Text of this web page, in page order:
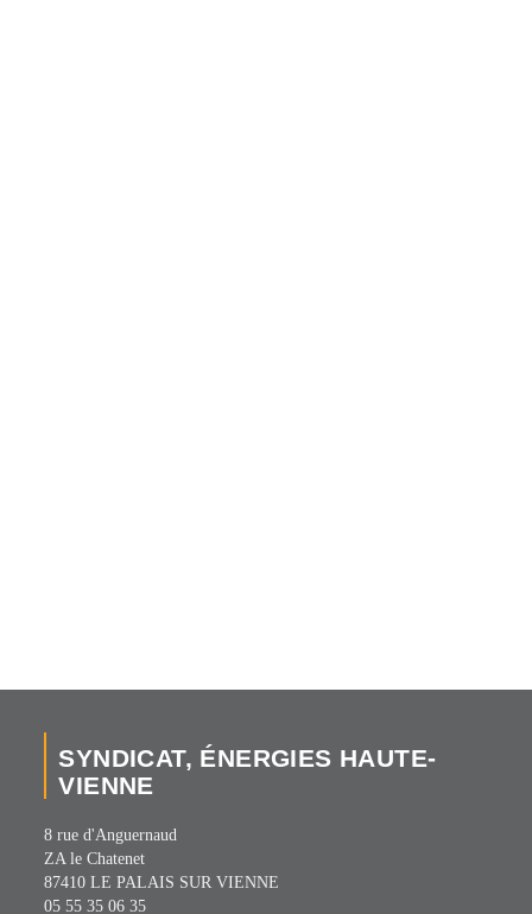
SYNDICAT, ÉNERGIES HAUTE-
VIENNE
8 rue d'Anguernaud
ZA le Chatenet
87410 LE PALAIS SUR VIENNE
05 55 35 06 35